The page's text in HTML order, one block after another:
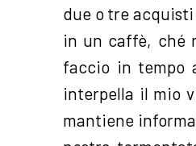
due o tre
in un caffè, ché
faccio in tempo
interpella il mio
mantiene